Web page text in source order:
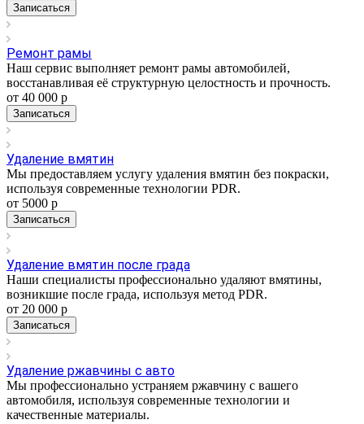
Записаться
Ремонт рамы
Наш сервис выполняет ремонт рамы автомобилей,
восстанавливая её структурную целостность и прочность.
от 40 000 р
Записаться
Удаление вмятин
Мы предоставляем услугу удаления вмятин без покраски,
используя современные технологии PDR.
от 5000 р
Записаться
Удаление вмятин после града
Наши специалисты профессионально удаляют вмятины,
возникшие после града, используя метод PDR.
от 20 000 р
Записаться
Удаление ржавчины с авто
Мы профессионально устраняем ржавчину с вашего
автомобиля, используя современные технологии и
качественные материалы.